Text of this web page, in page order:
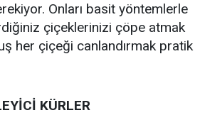
Onları basit yöntemlerle
çiçeklerinizi çöpe atmak
her çiçeği canlandırmak pratik
KÜRLER